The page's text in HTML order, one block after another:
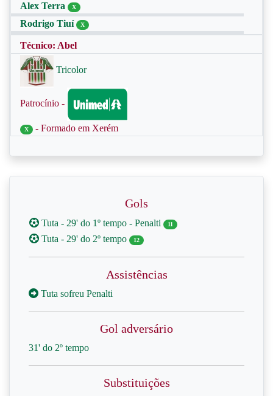
Alex Terra X
Rodrigo Tiuí X
Técnico: Abel
Tricolor
Patrocínio -
X - Formado em Xerém
Gols
Tuta - 29' do 1º tempo - Penalti 11
Tuta - 29' do 2º tempo 12
Assistências
Tuta sofreu Penalti
Gol adversário
31' do 2º tempo
Substituições